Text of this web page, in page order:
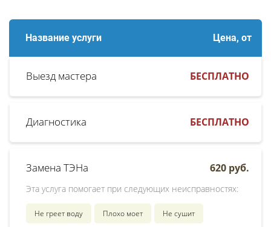
Название услуги Цена, от
Выезд мастера БЕСПЛАТНО
Диагностика БЕСПЛАТНО
Замена ТЭНа
Эта услуга помогает при следующих неисправностях:
Не греет воду Плохо моет Не сушит
620 руб.